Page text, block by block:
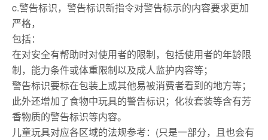
c.警告标识，警告标识新指令对警告标示的内容要求更加
严格，
包括：
在对安全有帮助时对使用者的限制，包括使用者的年龄限
制，能力条件或体重限制以及成人监护内容等；
警告标识要标在包装上或其他易被消费者看到的地方等；
此外还增加了食物中玩具的警告标识；化妆套装等含有芳
香物质的警告标识等内容。
儿童玩具对应各区域的法规参考：(只是一部分，且也会有